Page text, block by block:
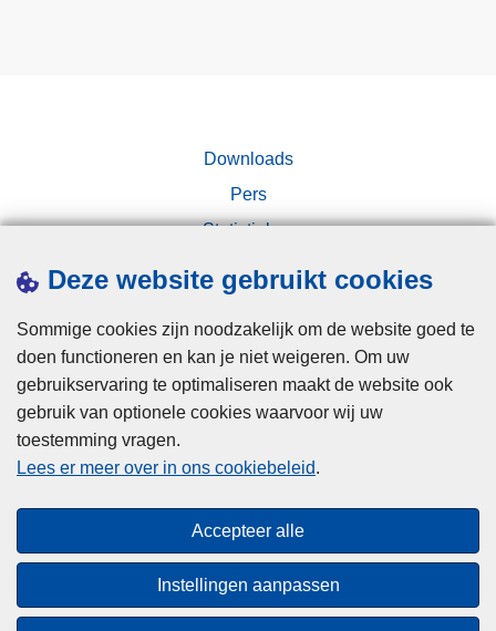
Deze website gebruikt cookies
Sommige cookies zijn noodzakelijk om de website goed te
doen functioneren en kan je niet weigeren. Om uw
gebruikservaring te optimaliseren maakt de website ook
gebruik van optionele cookies waarvoor wij uw
toestemming vragen.
Lees er meer over in ons cookiebeleid.
Accepteer alle
Instellingen aanpassen
Downloads
Pers
Statistieken
Privacy
Cookies
Toegankelijkheid
© 2026 Politie.be